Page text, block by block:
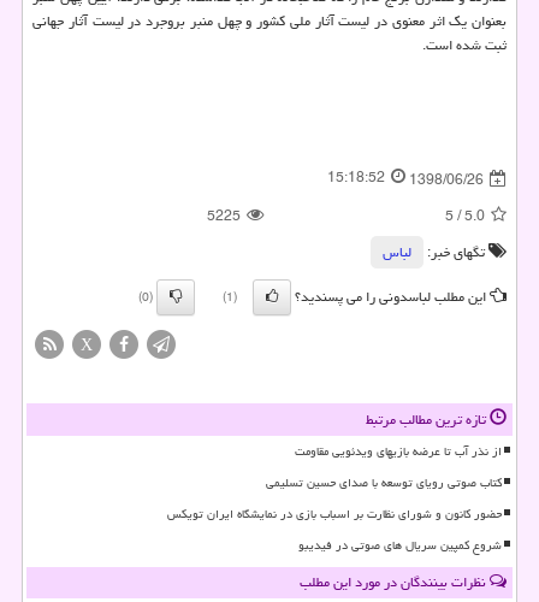
بعنوان یك اثر معنوی در لیست آثار ملی كشور و چهل منبر بروجرد در لیست آثار جهانی
ثبت شده است.
1398/06/26
15:18:52
5.0
/
5
5225
تگهای خبر:
لباس
این مطلب لباسدونی را می پسندید؟
(1)
(0)
X
تازه ترین مطالب مرتبط
از نذر آب تا عرضه بازیهای ویدئویی مقاومت
کتاب صوتی رویای توسعه با صدای حسین تسلیمی
حضور کانون و شورای نظارت بر اسباب بازی در نمایشگاه ایران تویکس
شروع کمپین سریال های صوتی در فیدیبو
نظرات بینندگان در مورد این مطلب